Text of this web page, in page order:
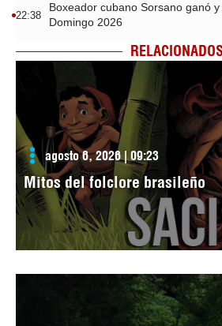
22:38
Boxeador cubano Sorsano ganó
Domingo 2026
agosto 6, 2026 | 09:23
Mitos del folclore brasileño